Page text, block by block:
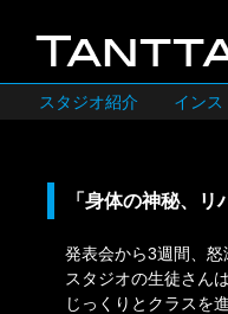
スタジオ紹介 インス
「身体の神秘、リ
発表会から3週間、怒
スタジオの生徒さん
じっくりとクラスを